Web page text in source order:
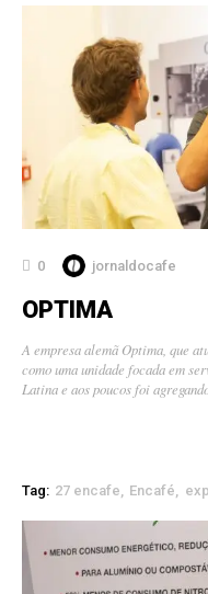
0 jornaldocafe
OPTIMA
A empresa alemã Optima, que
como uma unidade focada em
Latina e aos poucos foi
Tag: 27 encafe Encafé